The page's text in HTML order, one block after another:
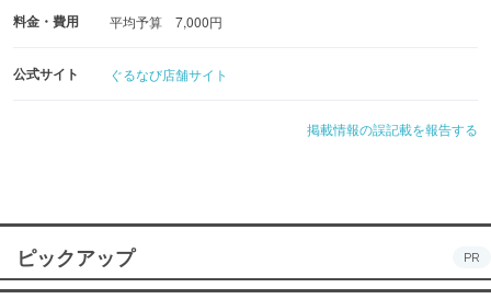
料金・費用 平均予算 7,000円
公式サイト ぐるなび店舗サイト
掲載情報の誤記載を報告する
ピックアップ PR